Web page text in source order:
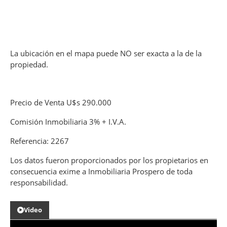
La ubicación en el mapa puede NO ser exacta a la de la
propiedad.
Precio de Venta U$s 290.000
Comisión Inmobiliaria 3% + I.V.A.
Referencia: 2267
Los datos fueron proporcionados por los propietarios en
consecuencia exime a Inmobiliaria Prospero de toda
responsabilidad.
Video